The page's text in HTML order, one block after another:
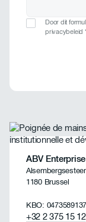
Door dit
privacybeleid
ABV Enterprise
1180 Brussel
KBO: 0473589137
+32 2 375 15 12